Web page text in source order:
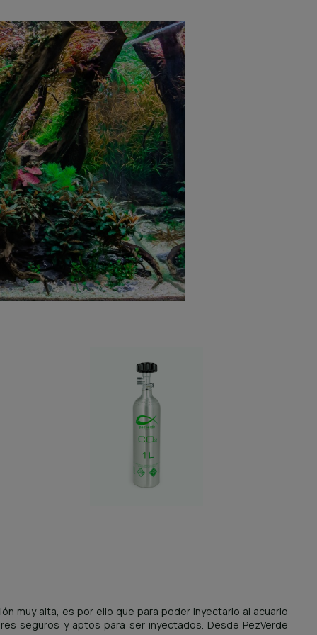
muy alta, es por ello que para poder inyectarlo al acuario
seguros y aptos para ser inyectados. Desde PezVerde